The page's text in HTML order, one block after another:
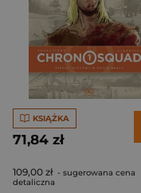
KSIĄŻKA
71,84 zł
109,00 zł - sugerowana cena
detaliczna